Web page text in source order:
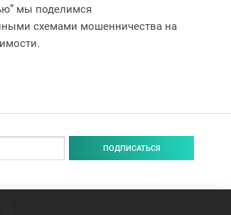
мы поделимся
схемами мошенничества на
ПОДПИСАТЬСЯ